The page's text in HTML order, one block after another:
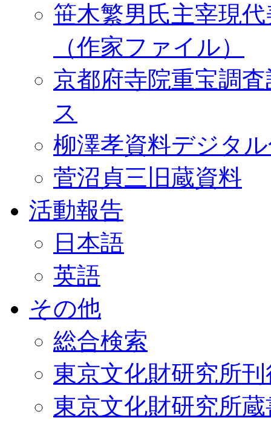
笹木繁男氏主宰現
（作家ファイル）
京都府寺院重宝調
ス
柳澤孝資料デジタ
菅沼貞三旧蔵資料
活動報告
日本語
英語
その他
総合検索
東京文化財研究所
東京文化財研究所